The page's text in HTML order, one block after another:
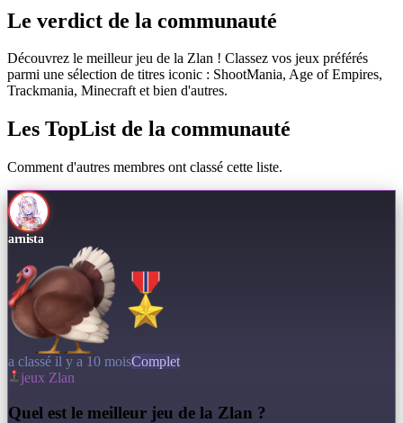
Le verdict de la communauté
Découvrez le meilleur jeu de la Zlan ! Classez vos jeux préférés
parmi une sélection de titres iconic : ShootMania, Age of Empires,
Trackmania, Minecraft et bien d'autres.
Les TopList de la communauté
Comment d'autres membres ont classé cette liste.
arnista
a classé il y a 10 moisComplet
jeux Zlan
Quel est le meilleur jeu de la Zlan ?